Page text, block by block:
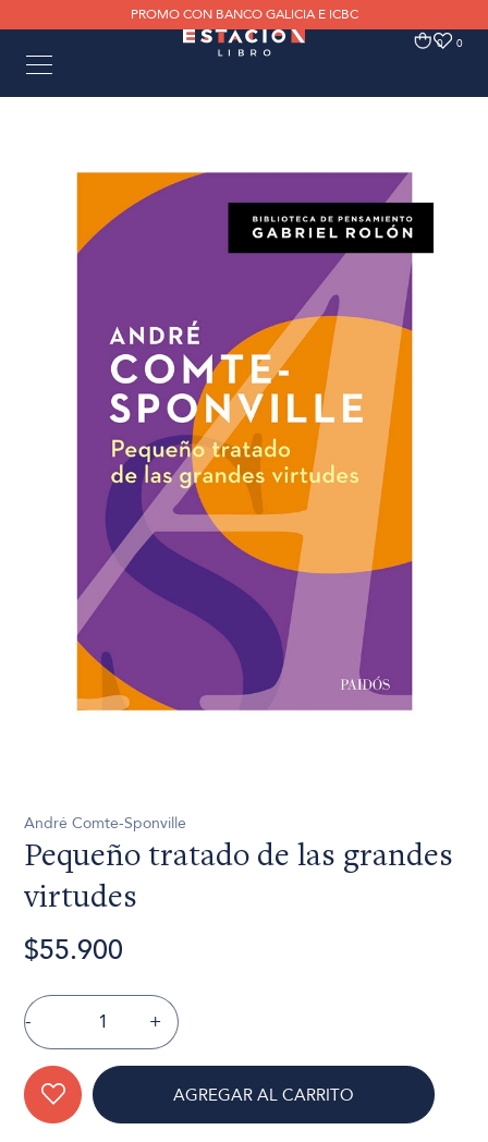
PROMO CON BANCO GALICIA E ICBC
0 0
André Comte-Sponville
Pequeño tratado de las grandes
virtudes
$55.900
- +
AGREGAR AL CARRITO